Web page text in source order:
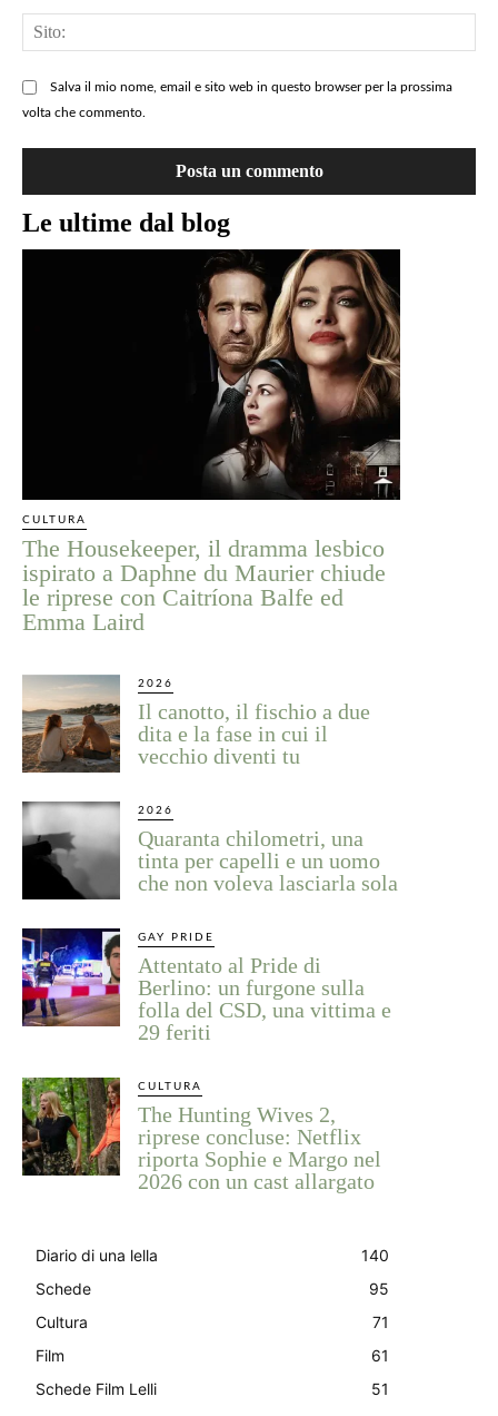
Salva il mio nome, email e sito web in questo browser per la prossima
volta che commento.
Le ultime dal blog
CULTURA
The Housekeeper, il dramma lesbico
ispirato a Daphne du Maurier chiude
le riprese con Caitríona Balfe ed
Emma Laird
2026
Il canotto, il fischio a due
dita e la fase in cui il
vecchio diventi tu
2026
Quaranta chilometri, una
tinta per capelli e un uomo
che non voleva lasciarla sola
GAY PRIDE
Attentato al Pride di
Berlino: un furgone sulla
folla del CSD, una vittima e
29 feriti
CULTURA
The Hunting Wives 2,
riprese concluse: Netflix
riporta Sophie e Margo nel
2026 con un cast allargato
Diario di una lella
140
Schede
95
Cultura
71
Film
61
Schede Film Lelli
51